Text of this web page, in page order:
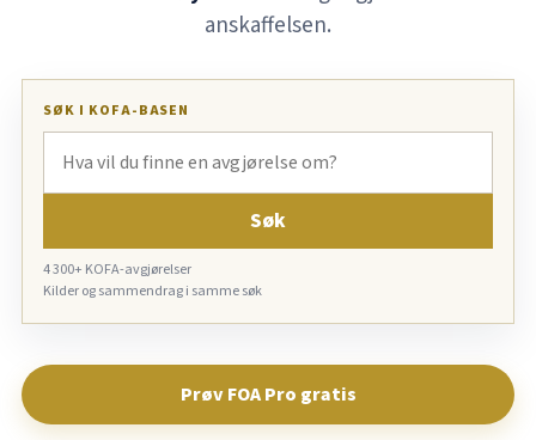
anskaffelsen.
SØK I KOFA-BASEN
Søk
4 300+ KOFA-avgjørelser
Kilder og sammendrag i samme søk
Prøv FOA Pro gratis